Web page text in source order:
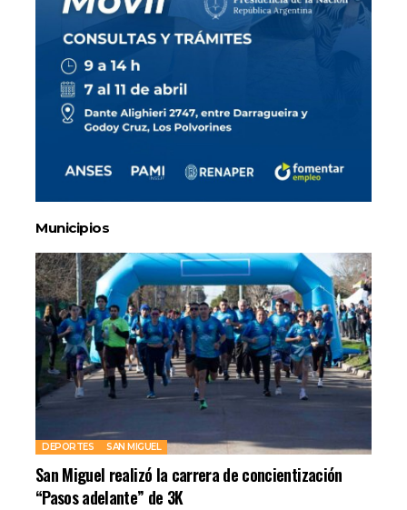
Municipios
DEPORTES SAN MIGUEL
San Miguel realizó la carrera de concientización
“Pasos adelante” de 3K